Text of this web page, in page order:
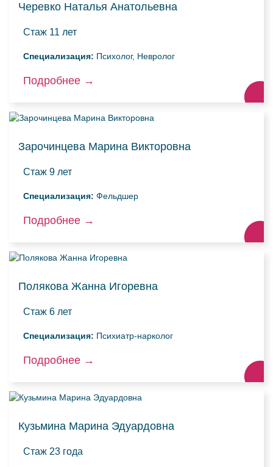
Черевко Наталья Анатольевна
Стаж 11 лет
Специализация: Психолог, Невролог
Подробнее →
Зарочинцева Марина Викторовна
Стаж 9 лет
Специализация: Фельдшер
Подробнее →
Полякова Жанна Игоревна
Стаж 6 лет
Специализация: Психиатр-нарколог
Подробнее →
Кузьмина Марина Эдуардовна
Стаж 23 года